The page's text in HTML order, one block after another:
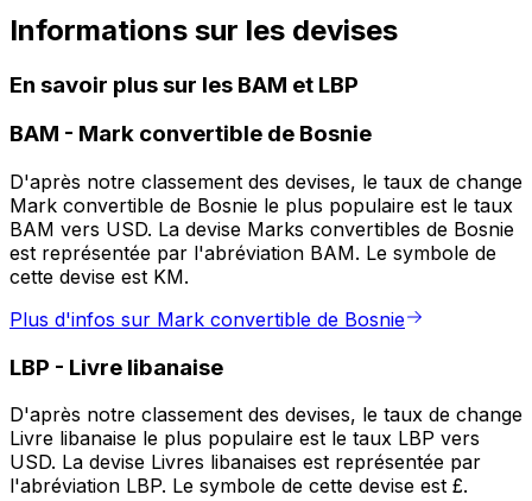
Informations sur les devises
En savoir plus sur les BAM et LBP
BAM - Mark convertible de Bosnie
D'après notre classement des devises, le taux de change
Mark convertible de Bosnie le plus populaire est le taux
BAM vers USD. La devise Marks convertibles de Bosnie
est représentée par l'abréviation BAM. Le symbole de
cette devise est KM.
Plus d'infos sur Mark convertible de Bosnie
LBP - Livre libanaise
D'après notre classement des devises, le taux de change
Livre libanaise le plus populaire est le taux LBP vers
USD. La devise Livres libanaises est représentée par
l'abréviation LBP. Le symbole de cette devise est £.